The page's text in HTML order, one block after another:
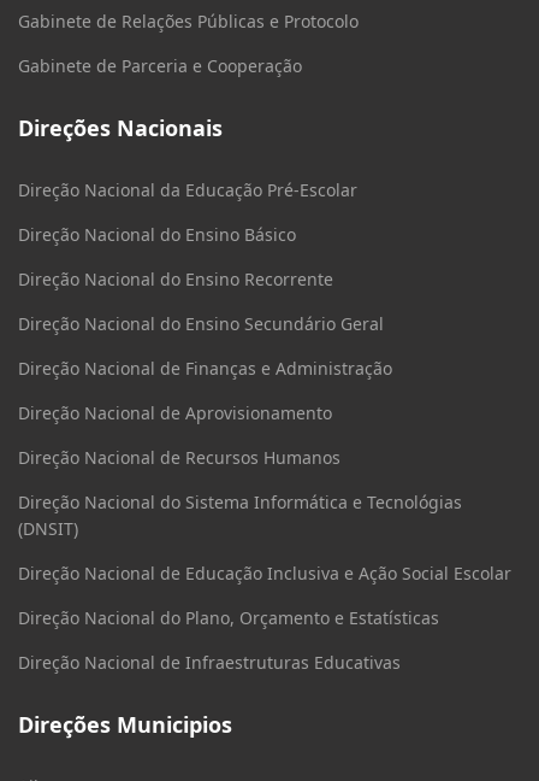
Gabinete de Relações Públicas e Protocolo
Gabinete de Parceria e Cooperação
Direções Nacionais
Direção Nacional da Educação Pré-Escolar
Direção Nacional do Ensino Básico
Direção Nacional do Ensino Recorrente
Direção Nacional do Ensino Secundário Geral
Direção Nacional de Finanças e Administração
Direção Nacional de Aprovisionamento
Direção Nacional de Recursos Humanos
Direção Nacional do Sistema Informática e Tecnológias
(DNSIT)
Direção Nacional de Educação Inclusiva e Ação Social Escolar
Direção Nacional do Plano, Orçamento e Estatísticas
Direção Nacional de Infraestruturas Educativas
Direções Municipios